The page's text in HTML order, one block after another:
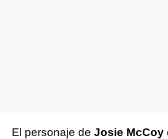
El personaje de Josie McCoy